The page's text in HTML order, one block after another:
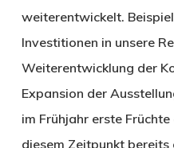
weiterentwickelt.
Investitionen in unsere
Weiterentwicklung der
Expansion der
im Frühjahr erste
diesem Zeitpunkt bereits